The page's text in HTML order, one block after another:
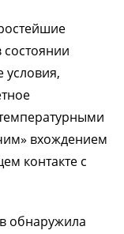
условия,
вхождением
контакте с
обнаружила